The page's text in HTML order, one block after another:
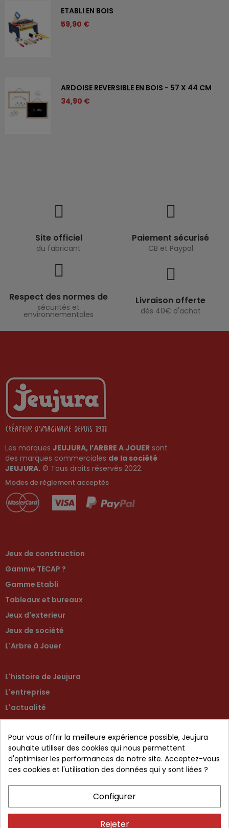
ETABLI EN BOIS
59,90 €
ARDOISE REVERSIBLE EN BOIS - 57 X 44 CM
34,90 €
Site officiel
du fabricant
Paiement sécurisé
CB et Paypal
Respect des normes de
sécurités et
environnementales
Livraison offerte
dès 40€ d'achat
Les marques JEUJURA, l’ARBRE A JOUER sont
des marques commerciales de la société
JEUJURA. © Tous droits réservés 2022.
Modes de règlement acceptés
Jeux de construction
Gamme TECAP ?
Gamme Etabli
Tableaux et bureaux
Jeux d'exterieur
Jeux de société
L'Arbre à Jouer
L'histoire de Jeujura
L'entreprise
L'actualité
Contactez-nous
Retour produit
Mentions légales
Pour vous offrir la meilleure expérience possible, Jeujura
souhaite utiliser des cookies qui nous permettent
d'optimiser les performances de notre site. Acceptez-vous
ces cookies et l'utilisation des données qui y sont liées ?
Configurer
Rejeter